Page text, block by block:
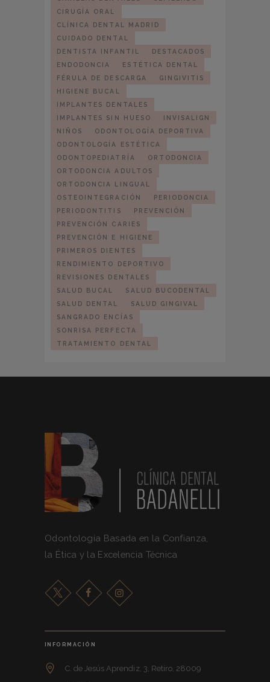
CIRUGÍA ORAL
CLÍNICA DENTAL MADRID
CUIDADO DENTAL
DENTISTA INFANTIL
DESTACADOS
ENDODONCIA
ESTÉTICA DENTAL
FÉRULA DE DESCARGA
GINGIVITIS
HIGIENE BUCAL
IMPLANTES DENTALES
IMPLANTES SIN HUESO
INVISALIGN
NIÑOS
ODONTOLOGÍA DEPORTIVA
ODONTOLOGÍA ESTÉTICA
ODONTOPEDIATRÍA
ORTODONCIA
ORTODONCIA ADULTOS
ORTODONCIA LINGUAL
OSTEOINTEGRACIÓN
PERIODONCIA
PERIODONTITIS
PREVENCIÓN
PREVENCIÓN CARIES
PREVENCIÓN E HIGIENE
PRIMEROS DIENTES
RENDIMIENTO DEPORTIVO
REVISIONES DENTALES
SALUD BUCAL
SALUD BUCODENTAL
SALUD DENTAL
SALUD GINGIVAL
SANGRADO ENCÍAS
SONRISA PERFECTA
TRATAMIENTO DENTAL
Odontología Basada en la Confianza,
la Ética y la Excelencia Técnica
INFORMACIÓN
C. de Jesús Aprendiz, 3, Retiro, 28009